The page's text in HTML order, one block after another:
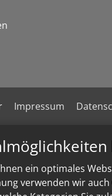
ein optimales
verwenden wir
Impressum